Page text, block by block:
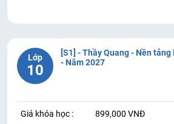
Lớp
10
[S1] - Thầy Quang - Nền
- Năm 2027
Giá khóa học : 899,000 VNĐ